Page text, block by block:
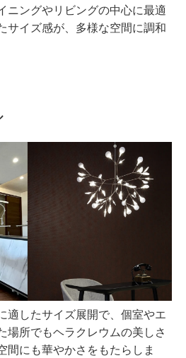
ニングやリビングの中心に最適
サイズ感が、多様な空間に調和
適したサイズ展開で、個室やエ
場所でもヘラクレウムの美しさ
間にも華やかさをもたらしま